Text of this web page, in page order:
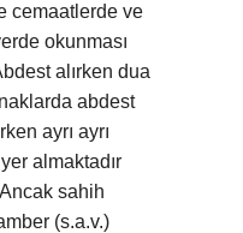
cemaatlerde ve
okunması
alırken dua
abdest
ayrı ayrı
almaktadır
sahih
(s.a.v.)